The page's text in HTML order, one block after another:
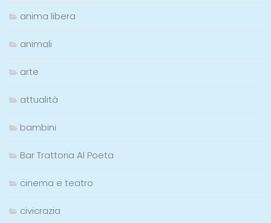
anima libera
animali
arte
attualità
bambini
Bar Trattoria Al Poeta
cinema e teatro
civicrazia